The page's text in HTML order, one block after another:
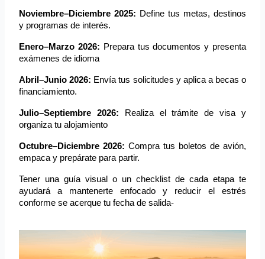
Noviembre–Diciembre 2025: Define tus metas, destinos
y programas de interés.
Enero–Marzo 2026: Prepara tus documentos y presenta
exámenes de idioma
Abril–Junio 2026: Envía tus solicitudes y aplica a becas o
financiamiento.
Julio–Septiembre 2026: Realiza el trámite de visa y
organiza tu alojamiento
Octubre–Diciembre 2026: Compra tus boletos de avión,
empaca y prepárate para partir.
Tener una guía visual o un checklist de cada etapa te
ayudará a mantenerte enfocado y reducir el estrés
conforme se acerque tu fecha de salida-